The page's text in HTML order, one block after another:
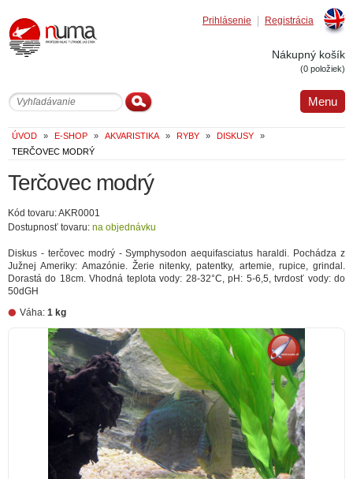
Registrácia
Prihlásenie
Nákupný košík
(0 položiek)
Menu
ÚVOD » E-SHOP » AKVARISTIKA » RYBY » DISKUSY
»
TERČOVEC MODRÝ
Terčovec modrý
Kód tovaru: AKR0001
Dostupnosť tovaru: na objednávku
Diskus - terčovec modrý - Symphysodon aequifasciatus haraldi. Pochádza z
Južnej Ameriky: Amazónie. Žerie nitenky, patentky, artemie, rupice, grindal.
Dorastá do 18cm. Vhodná teplota vody: 28-32°C, pH: 5-6,5, tvrdosť vody: do
50dGH
Váha: 1 kg